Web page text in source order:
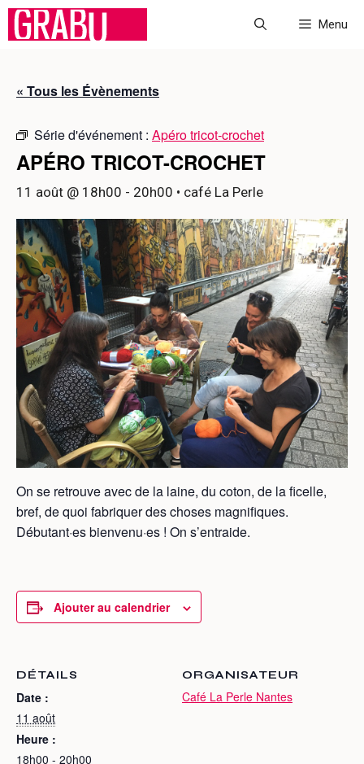
Aller
Menu
« Tous les Évènements
Série d'événement : Apéro tricot-crochet
APÉRO TRICOT-CROCHET
11 août @ 18h00 - 20h00 • café La Perle
On se retrouve avec de la laine, du coton, de la ficelle,
bref, de quoi fabriquer des choses magnifiques.
Débutant·es bienvenu·es ! On s’entraide.
Ajouter au calendrier
DÉTAILS
Date :
11 août
Heure :
18h00 - 20h00
ORGANISATEUR
Café La Perle Nantes